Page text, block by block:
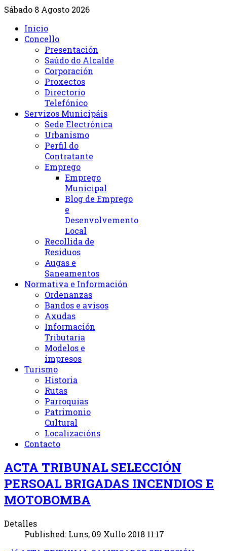
Sábado 8 Agosto 2026
Inicio
Concello
Presentación
Saúdo do Alcalde
Corporación
Proxectos
Directorio
Telefónico
Servizos Municipáis
Sede Electrónica
Urbanismo
Perfil do
Contratante
Emprego
Emprego
Municipal
Blog de Emprego
e
Desenvolvemento
Local
Recollida de
Residuos
Augas e
Saneamentos
Normativa e Información
Ordenanzas
Bandos e avisos
Axudas
Información
Tributaria
Modelos e
impresos
Turismo
Historia
Rutas
Parroquias
Patrimonio
Cultural
Localizacións
Contacto
ACTA TRIBUNAL SELECCIÓN
PERSOAL BRIGADAS INCENDIOS E
MOTOBOMBA
Detalles
Published: Luns, 09 Xullo 2018 11:17